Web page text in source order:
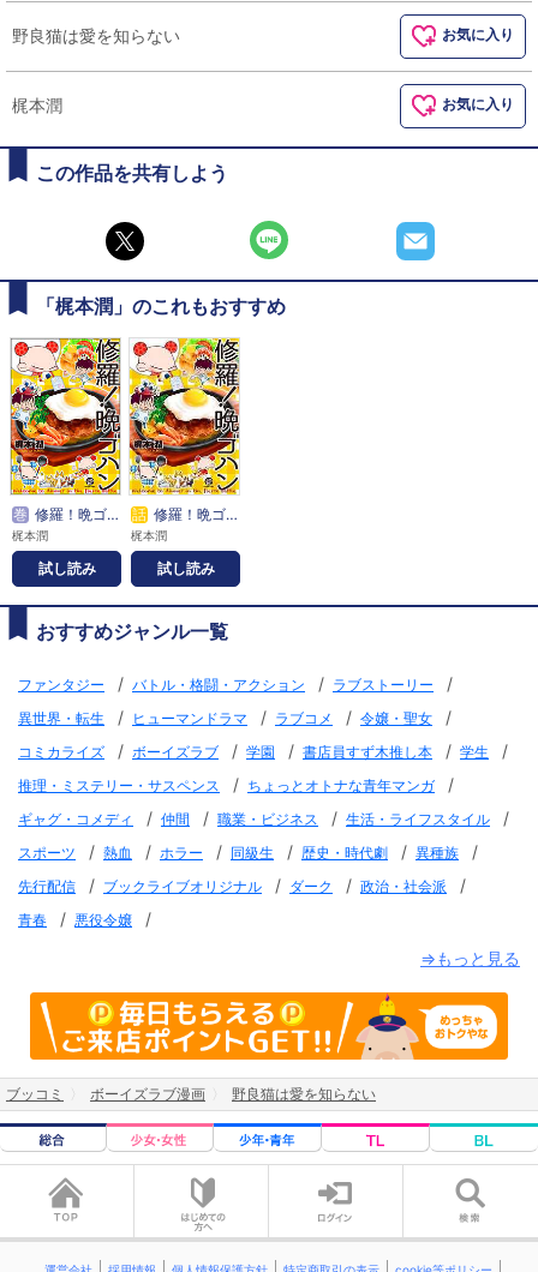
野良猫は愛を知らない お気に入り
梶本潤 お気に入り
この作品を共有しよう
「梶本潤」のこれもおすすめ
巻 修羅！晩ゴハン
梶本潤
試し読み
話 修羅！晩ゴハン
梶本潤
試し読み
おすすめジャンル一覧
ファンタジー / バトル・格闘・アクション / ラブストーリー /
異世界・転生 / ヒューマンドラマ / ラブコメ / 令嬢・聖女 /
コミカライズ / ボーイズラブ / 学園 / 書店員すず木推し本 / 学生 /
推理・ミステリー・サスペンス / ちょっとオトナな青年マンガ /
ギャグ・コメディ / 仲間 / 職業・ビジネス / 生活・ライフスタイル /
スポーツ / 熱血 / ホラー / 同級生 / 歴史・時代劇 / 異種族 /
先行配信 / ブックライブオリジナル / ダーク / 政治・社会派 /
青春 / 悪役令嬢
/
⇒もっと見る
ブッコミ ボーイズラブ漫画 野良猫は愛を知らない